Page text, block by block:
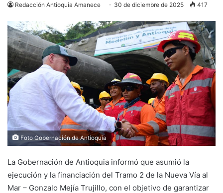
Redacción Antioquia Amanece 30 de diciembre de 2025 417
Foto Gobernación de Antioquia
La Gobernación de Antioquia informó que asumió la
ejecución y la financiación del Tramo 2 de la Nueva Vía al
Mar – Gonzalo Mejía Trujillo, con el objetivo de garantizar